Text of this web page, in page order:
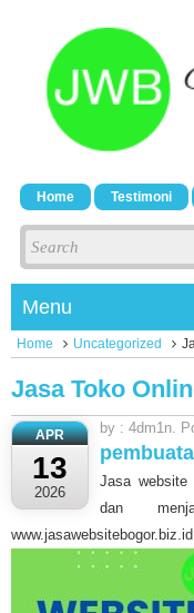
Home Testimoni
Menu
Home Uncategorized
Jasa Toko
APR
13
2026
by : 4dm1n.
Jasa website
dan